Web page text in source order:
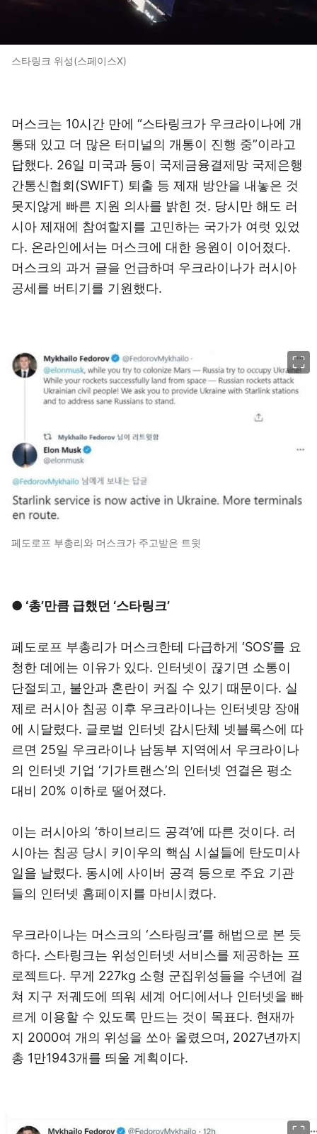
스타링크 위성(스페이스X)
머스크는 10시간 만에 “스타링크가 우크라이나에 개
통돼 있고 더 많은 터미널의 개통이 진행 중”이라고
답했다. 26일 미국과 등이 국제금융결제망 국제은행
간통신협회(SWIFT) 퇴출 등 제재 방안을 내놓은 것
못지않게 빠른 지원 의사를 밝힌 것. 당시만 해도 러
시아 제재에 참여할지를 고민하는 국가가 여럿 있었
다. 온라인에서는 머스크에 대한 응원이 이어졌다.
머스크의 과거 글을 언급하며 우크라이나가 러시아
공세를 버티기를 기원했다.
페도로프 부총리와 머스크가 주고받은 트윗
● ‘총’만큼 급했던 ‘스타링크’
페도로프 부총리가 머스크한테 다급하게 ‘SOS’를 요
청한 데에는 이유가 있다. 인터넷이 끊기면 소통이
단절되고, 불안과 혼란이 커질 수 있기 때문이다. 실
제로 러시아 침공 이후 우크라이나는 인터넷망 장애
에 시달렸다. 글로벌 인터넷 감시단체 넷블록스에 따
르면 25일 우크라이나 남동부 지역에서 우크라이나
의 인터넷 기업 ‘기가트랜스’의 인터넷 연결은 평소
대비 20% 이하로 떨어졌다.
이는 러시아의 ‘하이브리드 공격’에 따른 것이다. 러
시아는 침공 당시 키이우의 핵심 시설들에 탄도미사
일을 날렸다. 동시에 사이버 공격 등으로 주요 기관
들의 인터넷 홈페이지를 마비시켰다.
우크라이나는 머스크의 ‘스타링크’를 해법으로 본 듯
하다. 스타링크는 위성인터넷 서비스를 제공하는 프
로젝트다. 무게 227kg 소형 군집위성들을 수년에 걸
쳐 지구 저궤도에 띄워 세계 어디에서나 인터넷을 빠
르게 이용할 수 있도록 만드는 것이 목표다. 현재까
지 2000여 개의 위성을 쏘아 올렸으며, 2027년까지
총 1만1943개를 띄울 계획이다.